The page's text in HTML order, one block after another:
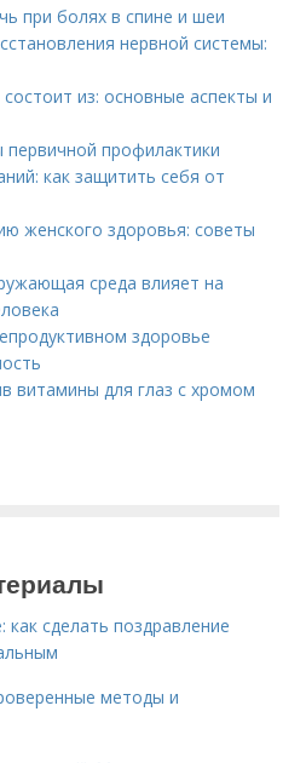
при болях в спине и шеи
нервной системы:
из: основные аспекты и
профилактики
как защитить себя от
женского здоровья: советы
среда влияет на
здоровье
витамины для глаз с хромом
сделать поздравление
методы и